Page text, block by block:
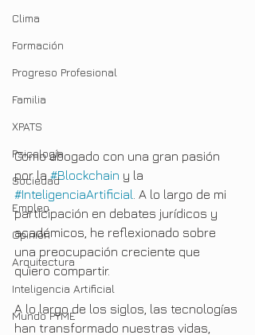
Clima
Formación
Progreso Profesional
Familia
XPATS
Psicología
Sociedad
Empleo
Opinión
Arquitectura
Inteligencia Artificial
Mundo PYME
Como abogado con una gran pasión
por la #Blockchain y la
#InteligenciaArtificial . A lo largo de mi
participación en debates jurídicos y
académicos, he reflexionado sobre
una preocupación creciente que
quiero compartir.
A lo largo de los siglos, las tecnologías
han transformado nuestras vidas,